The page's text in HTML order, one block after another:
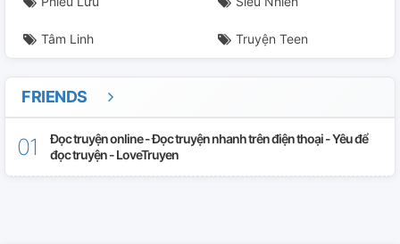
Tâm Linh Truyện Teen
FRIENDS
Đọc truyện online - Đọc truyện nhanh trên điện thoại - Yêu để
đọc truyện - LoveTruyen